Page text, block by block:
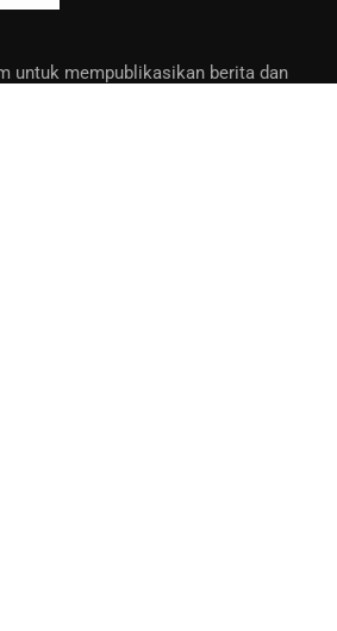
untuk mempublikasikan berita dan